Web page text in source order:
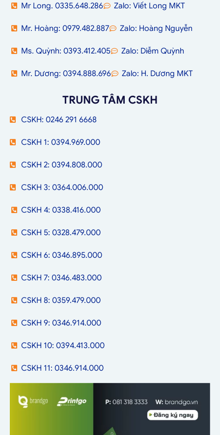
Mr Long. 0335.648.286 Zalo: Viết Long MKT
Mr. Hoàng: 0979.482.887 Zalo: Hoàng Nguyễn
Ms. Quỳnh: 0393.412.405 Zalo: Diễm Quỳnh
Mr. Dương: 0394.888.696 Zalo: H. Dương MKT
TRUNG TÂM CSKH
CSKH: 0246 291 6668
CSKH 1: 0394.969.000
CSKH 2: 0394.808.000
CSKH 3: 0364.006.000
CSKH 4: 0338.416.000
CSKH 5: 0328.479.000
CSKH 6: 0346.895.000
CSKH 7: 0346.483.000
CSKH 8: 0359.479.000
CSKH 9: 0346.914.000
CSKH 10: 0394.413.000
CSKH 11: 0346.914.000